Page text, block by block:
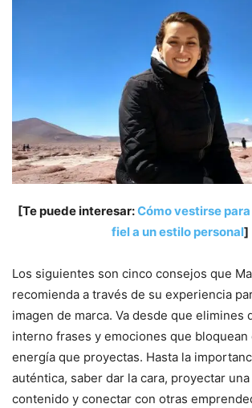
[Te puede interesar:Cómo vestirse
fiel a un estilo personal]
Los siguientes son cinco consejos que
recomienda a través de su experiencia
imagen de marca. Va desde que elimines
interno frases y emociones que bloquean
energía que proyectas. Hasta la
auténtica, saber dar la cara, proyectar
contenido y conectar con otras